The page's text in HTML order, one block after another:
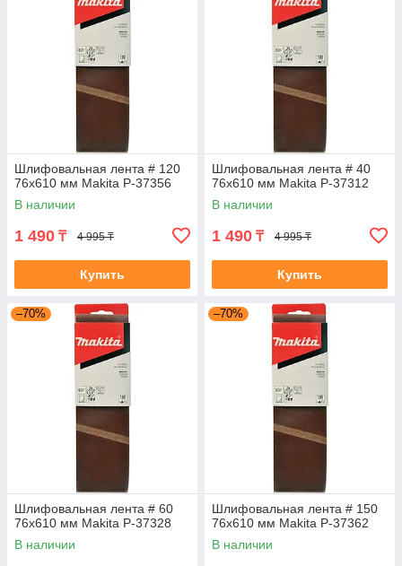
Шлифовальная лента # 120
76x610 мм Makita P-37356
В наличии
1 490 ₸ 4 995 ₸
Купить
Шлифовальная лента # 40
76x610 мм Makita P-37312
В наличии
1 490 ₸ 4 995 ₸
Купить
–70%
Шлифовальная лента # 60
76x610 мм Makita P-37328
В наличии
–70%
Шлифовальная лента # 150
76x610 мм Makita P-37362
В наличии